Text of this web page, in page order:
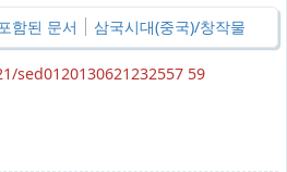
함된 문서 삼국시대(중국)/창작물
sed0120130621232557 59